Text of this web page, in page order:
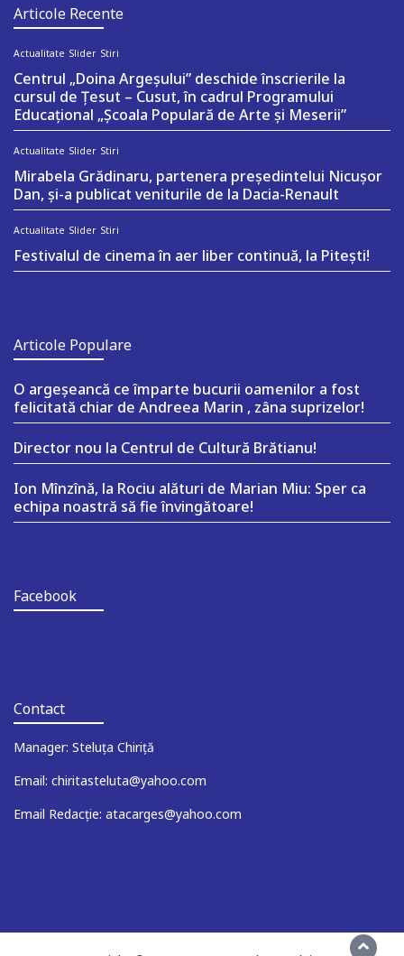
Articole Recente
Actualitate Slider Stiri
Centrul „Doina Argeșului” deschide înscrierile la
cursul de Țesut – Cusut, în cadrul Programului
Educațional „Școala Populară de Arte și Meserii”
Actualitate Slider Stiri
Mirabela Grădinaru, partenera președintelui Nicușor
Dan, și-a publicat veniturile de la Dacia-Renault
Actualitate Slider Stiri
Festivalul de cinema în aer liber continuă, la Pitești!
Articole Populare
O argeşeancă ce împarte bucurii oamenilor a fost
felicitată chiar de Andreea Marin , zâna suprizelor!
Director nou la Centrul de Cultură Brătianu!
Ion Mînzînă, la Rociu alături de Marian Miu: Sper ca
echipa noastră să fie învingătoare!
Facebook
Contact
Manager: Steluța Chiriță
Email: chiritasteluta@yahoo.com
Email Redacție: atacarges@yahoo.com